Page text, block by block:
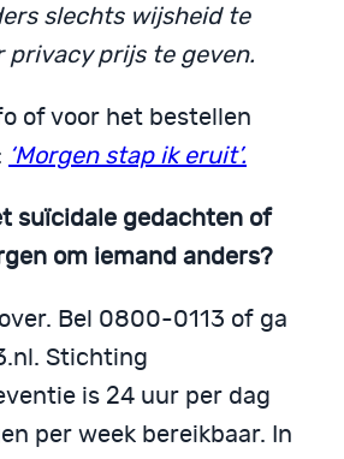
slechts wijsheid te
privacy prijs te geven.
of voor het bestellen
‘Morgen stap ik eruit’.
suïcidale gedachten of
om iemand anders?
Bel 0800-0113 of ga
Stichting
is 24 uur per dag
per week bereikbaar. In